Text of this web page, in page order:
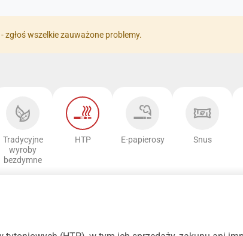
wszelkie zauważone problemy.
Tradycyjne
wyroby
bezdymne
HTP E-papierosy Snus